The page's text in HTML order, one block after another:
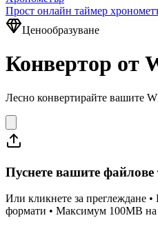
Прост онлайн таймер
Ценообразуване
Конвертор от
Лесно конвертирайте вашите
Пуснете вашите файлове
Или кликнете за преглеждане
формати • Максимум 100MB